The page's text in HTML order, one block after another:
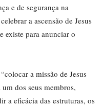
e de segurança na
a ascensão de Jesus
existe para anunciar o
a missão de Jesus
dos seus membros,
a eficácia das estruturas, os